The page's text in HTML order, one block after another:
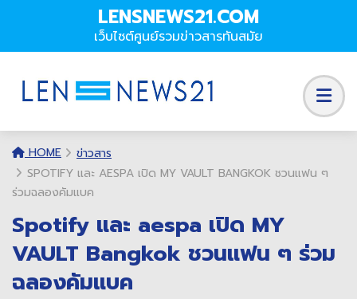
LENSNEWS21.COM
เว็บไซต์ศูนย์รวมข่าวสารทันสมัย
HOME
ข่าวสาร
SPOTIFY และ AESPA เปิด MY VAULT BANGKOK ชวนแฟน ๆ
ร่วมฉลองคัมแบค
Spotify และ aespa เปิด MY
VAULT Bangkok ชวนแฟน ๆ ร่วม
ฉลองคัมแบค